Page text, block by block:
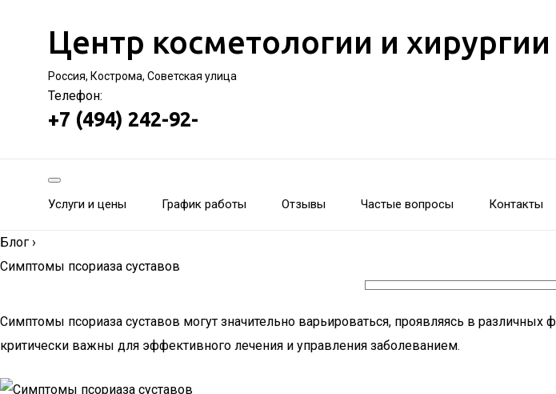
Центр косметологии и хирургии
Россия, Кострома, Советская улица
Телефон:
+7 (494) 242-92-
Услуги и цены График работы Отзывы Частые вопросы Контакты
Блог ›
Симптомы псориаза суставов
Симптомы псориаза суставов могут значительно варьироваться, проявляясь в
критически важны для эффективного лечения и управления заболеванием.